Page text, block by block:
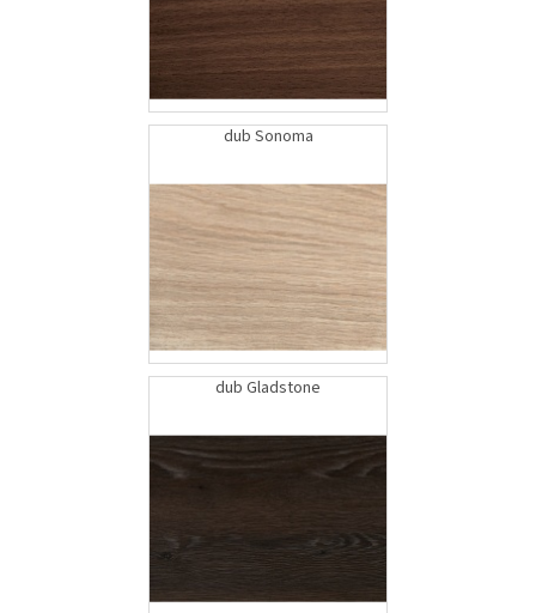
dub Sonoma
dub Gladstone